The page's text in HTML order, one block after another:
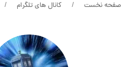
صفحه نخست کانال های تلگرام